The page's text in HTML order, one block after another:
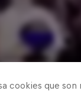
cookies que son